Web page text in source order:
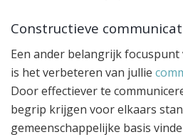
Constructieve
Een ander belangrijk
is het verbeteren van jullie
Door effectiever te
begrip krijgen voor elkaars
gemeenschappelijke basis